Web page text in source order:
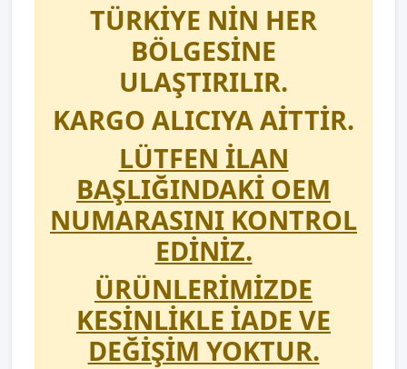
TÜRKİYE NİN HER
BÖLGESİNE
ULAŞTIRILIR.
KARGO ALICIYA AİTTİR.
LÜTFEN İLAN
BAŞLIĞINDAKİ OEM
NUMARASINI KONTROL
EDİNİZ.
ÜRÜNLERİMİZDE
KESİNLİKLE İADE VE
DEĞİŞİM YOKTUR.